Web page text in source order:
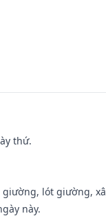
thứ.
lót giường,
này.